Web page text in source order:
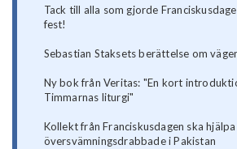
Tack till alla som gjorde
fest!
Sebastian Staksets berättelse om
Ny bok från Veritas: "En kort
Timmarnas liturgi"
Kollekt från Franciskusdagen ska hjälpa
översvämningsdrabbade i Pakistan